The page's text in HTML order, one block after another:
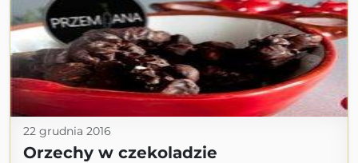
22 grudnia 2016
Orzechy w czekoladzie